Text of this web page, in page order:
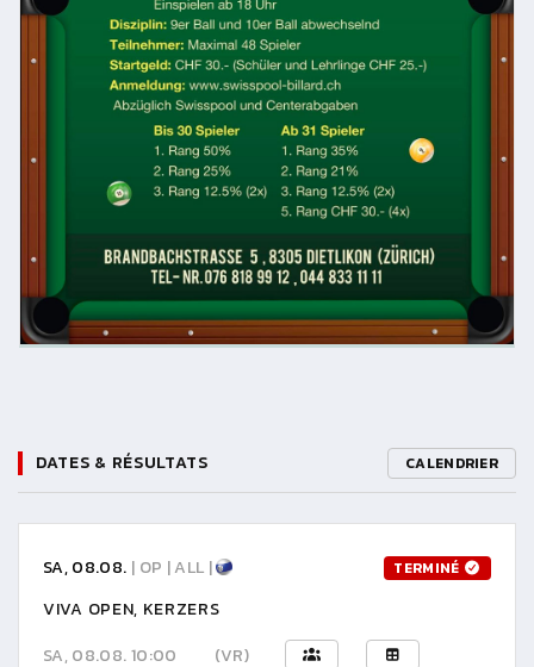
DATES & RÉSULTATS CALENDRIER
SA, 08.08. | OP | ALL | TERMINÉ
VIVA OPEN, KERZERS
SA, 08.08. 10:00
(VR)